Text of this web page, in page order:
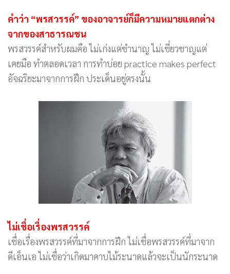
คำว่า “พรสวรรค์” ของอาจารย์ก็มีความหมายแตกต่าง
จากของสาธารณชน
พรสวรรค์สำหรับผมคือ ไม่เก่งแต่ชำนาญ ไม่เชี่ยวชาญแต่
เคยมือ ทำตลอดเวลา การทำบ่อย practice makes perfect
อัจฉริยะมาจากการฝึก ประเด็นอยู่ตรงนั้น
ไม่เชื่อเรื่องพรสวรรค์
เชื่อเรื่องพรสวรรค์ที่มาจากการฝึก ไม่เชื่อพรสวรรค์ที่มาจาก
ดีเอ็นเอ ไม่เชื่อว่าเกิดมาคาบไม้ระนาดแล้วจะเป็นนักระนาด